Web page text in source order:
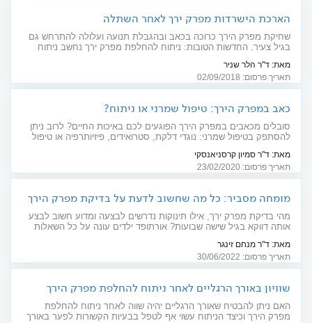
הארכת הישרדות מפרק ירך לאחר השתלה
שחיקת מפרק הירך כרוכה בכאב ובהגבלת תנועה ועלולה להתרחש גם
בגיל צעיר. החדשות הטובות: ניתוח להחלפת מפרק ירך נחשב ניתוח
שחיקה של המפרק המושתל
מאת: ד"ר הלר שניר
תאריך פרסום: 02/09/2018
כאב במפרק הירך: טיפול שמרני או ניתוח?
סובלים מכאבים במפרק הירך הפוגעים לכם באיכות החיים? לרוב ניתן
להסתפק בטיפול שמרני: נוגדי דלקת, סטרואידים, פיזיותרפיה או טיפול
לשקול ניתוח החלפת מפרק
מאת: ד"ר סמיון קרסניאנסקי
תאריך פרסום: 23/02/2020
מומחה מסביר: כל מה שחשוב לדעת על בדיקת מפרק הירך
מהי בדיקת מפרק ירך, אילו תינוקות נדרשים לבצעה ומדוע חשוב לבצע
אותה דווקא בגיל שישה שבועות? אורתופד ילדים עונה על כל השאלות
מאת: ד"ר מנחם זינגר
תאריך פרסום: 30/06/2022
שוויון באורך הרגליים לאחר ניתוח להחלפת מפרק הירך
האם ניתן להבטיח שאורך הרגליים יהיה שווה לאחר ניתוח להחלפת
מפרק הירך וכיצד הניתוח עשוי אף לטפל בבעיות הקשורות לפער באורך